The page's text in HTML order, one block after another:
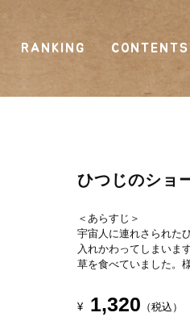
RANKING CONTENTS
ひつじのシ
＜あらすじ＞
宇宙人に連れさられた
入れかわってしまいま
草を食べていました。
¥ 1,320 （税込）